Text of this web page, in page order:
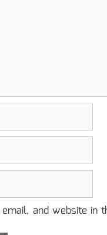
email, and website